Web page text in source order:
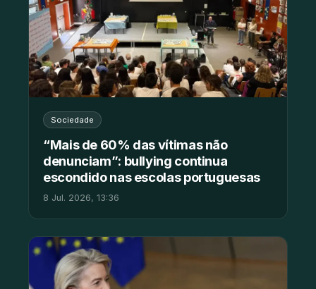
Sociedade
“Mais de 60% das vítimas não
denunciam”: bullying continua
escondido nas escolas portuguesas
8 Jul. 2026, 13:36